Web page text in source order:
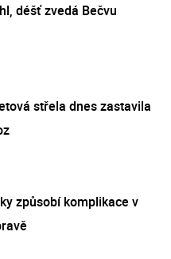
déšť zvedá Bečvu
střela dnes zastavila
způsobí komplikace v